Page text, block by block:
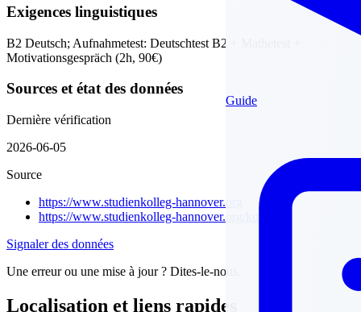
Guide
Exigences linguistiques
B2 Deutsch; Aufnahmetest: Deutschtest B2 + Mathetest +
Motivationsgespräch (2h, 90€)
Sources et état des données
Dernière vérification
2026-06-05
Source
https://www.studienkolleg-hannover.org
https://www.studienkolleg-hannover.org/kurse/
Signaler des données
Une erreur ou une mise à jour ? Dites-le-nous.
Localisation et liens rapides